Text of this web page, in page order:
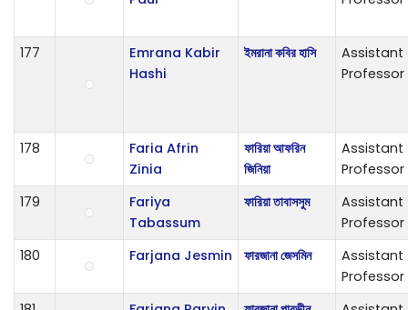
177
Emrana Kabir
Hashi
ইমরানা কবির হাসি
Assistant
Professor
178
Faria Afrin
Zinia
ফারিয়া আফরিন
জিনিয়া
Assistant
Professor
179
Fariya
Tabassum
ফারিয়া তাবাসসুম
Assistant
Professor
180
Farjana Jesmin ফারজানা জেসমিন
Assistant
Professor